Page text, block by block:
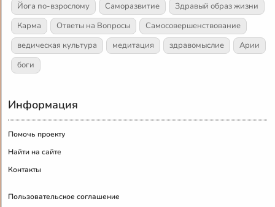
Йога по-взрослому
Саморазвитие
Здравый образ жизни
Карма
Ответы на Вопросы
Самосовершенствование
ведическая культура
медитация здравомыслие
Арии
боги
Информация
Помочь проекту
Найти на сайте
Контакты
Пользовательское соглашение